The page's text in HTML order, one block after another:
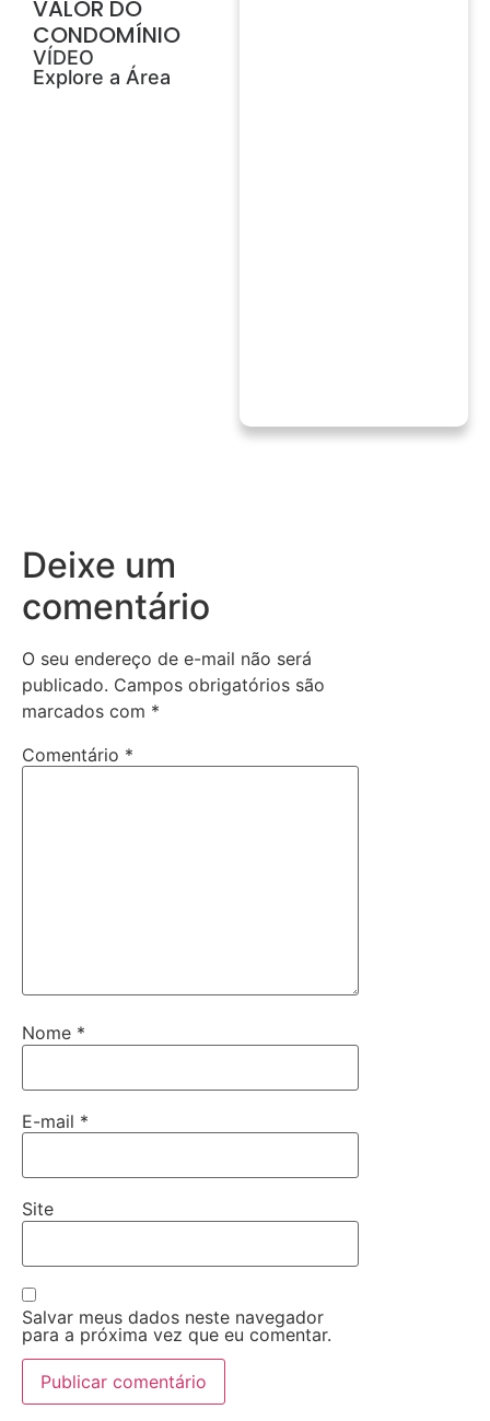
VALOR DO
CONDOMÍNIO
VÍDEO
Explore a Área
Deixe um
comentário
O seu endereço de e-mail não será
publicado. Campos obrigatórios são
marcados com *
Comentário *
Nome *
E-mail *
Site
Salvar meus dados neste navegador
para a próxima vez que eu comentar.